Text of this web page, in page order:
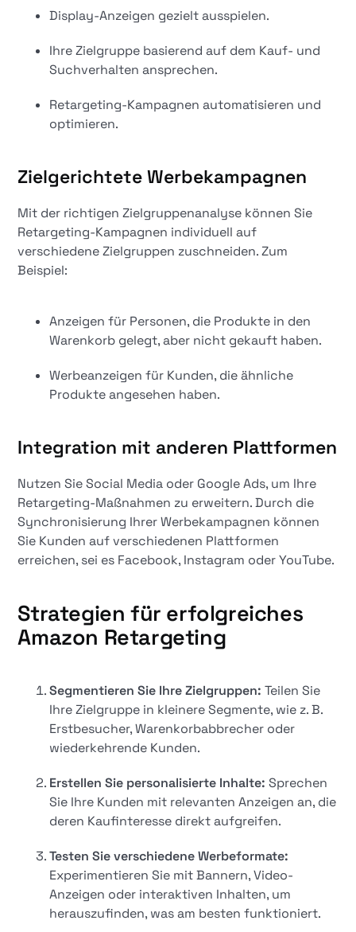
Display-Anzeigen gezielt ausspielen.
Ihre Zielgruppe basierend auf dem Kauf- und
Suchverhalten ansprechen.
Retargeting-Kampagnen automatisieren und
optimieren.
Zielgerichtete Werbekampagnen
Mit der richtigen Zielgruppenanalyse können Sie
Retargeting-Kampagnen individuell auf
verschiedene Zielgruppen zuschneiden. Zum
Beispiel:
Anzeigen für Personen, die Produkte in den
Warenkorb gelegt, aber nicht gekauft haben.
Werbeanzeigen für Kunden, die ähnliche
Produkte angesehen haben.
Integration mit anderen Plattformen
Nutzen Sie Social Media oder Google Ads, um Ihre
Retargeting-Maßnahmen zu erweitern. Durch die
Synchronisierung Ihrer Werbekampagnen können
Sie Kunden auf verschiedenen Plattformen
erreichen, sei es Facebook, Instagram oder YouTube.
Strategien für erfolgreiches
Amazon Retargeting
Segmentieren Sie Ihre Zielgruppen: Teilen Sie
Ihre Zielgruppe in kleinere Segmente, wie z. B.
Erstbesucher, Warenkorbabbrecher oder
wiederkehrende Kunden.
Erstellen Sie personalisierte Inhalte: Sprechen
Sie Ihre Kunden mit relevanten Anzeigen an, die
deren Kaufinteresse direkt aufgreifen.
Testen Sie verschiedene Werbeformate:
Experimentieren Sie mit Bannern, Video-
Anzeigen oder interaktiven Inhalten, um
herauszufinden, was am besten funktioniert.